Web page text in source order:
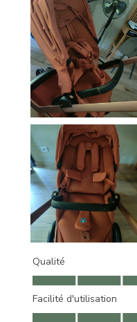
Qualité
Qualité, 5.0 sur 5
Facilité d'utilisation
Facilité d'utilisation, 4.0